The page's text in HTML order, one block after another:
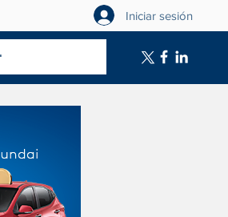
Iniciar sesión